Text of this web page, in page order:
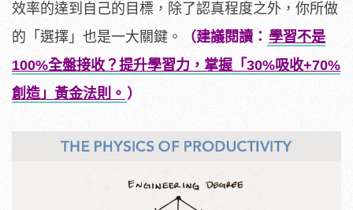
效率的達到自己的目標，除了認真程度之外，你所做
的「選擇」也是一大關鍵。
（建議閱讀： 學習不是
100%全盤接收？提升學習力，掌握「30%吸收+70%
創造」黃金法則。 ）